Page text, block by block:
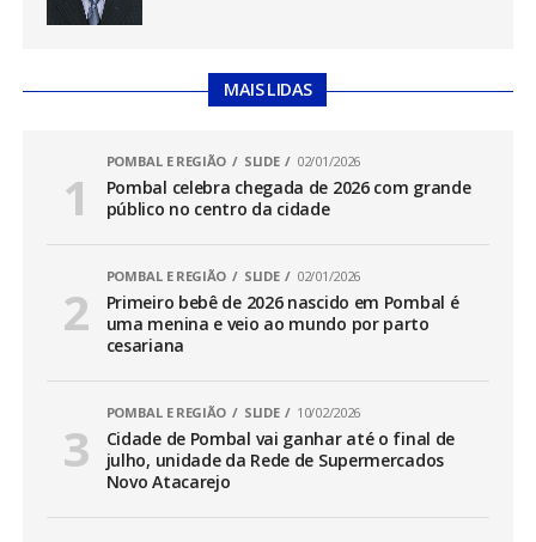
MAIS LIDAS
POMBAL E REGIÃO SLIDE 02/01/2026
Pombal celebra chegada de 2026 com grande
público no centro da cidade
POMBAL E REGIÃO SLIDE 02/01/2026
Primeiro bebê de 2026 nascido em Pombal é
uma menina e veio ao mundo por parto
cesariana
POMBAL E REGIÃO SLIDE 10/02/2026
Cidade de Pombal vai ganhar até o final de
julho, unidade da Rede de Supermercados
Novo Atacarejo